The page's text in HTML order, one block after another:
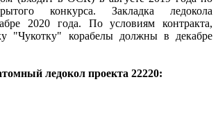
конкурса. Закладка ледокола
2020 года. По условиям контракта,
"Чукотку" корабелы должны в декабре
ледокол проекта 22220: